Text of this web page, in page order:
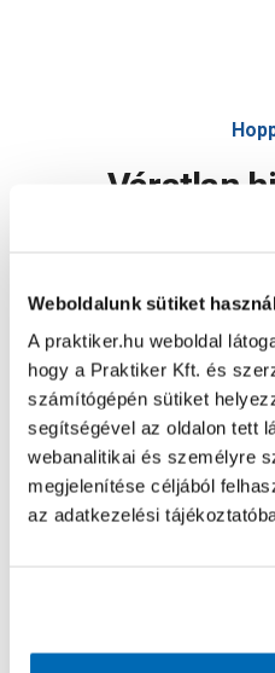
Weboldalunk sütiket
A praktiker.hu weboldal
hogy a Praktiker Kft. és
számítógépén sütiket
segítségével az oldalon tett
webanalitikai és személyre
megjelenítése céljából
az adatkezelési
Váratlan
Oldal